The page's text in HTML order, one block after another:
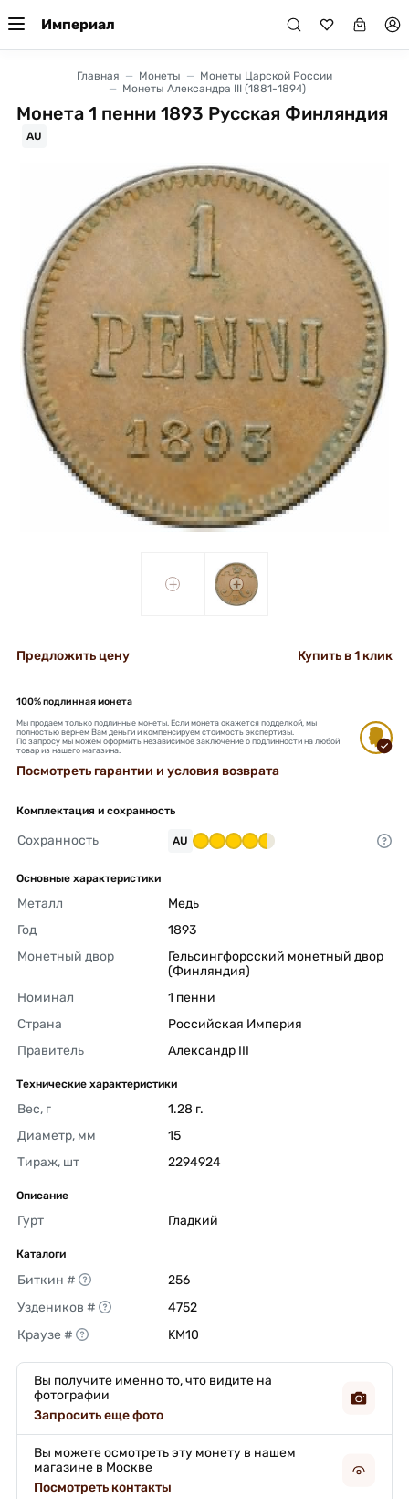
Империал
Главная Монеты
Монеты Царской России
Монеты Александра III (1881-1894)
Монета 1 пенни 1893 Русская Финляндия
AU
+ +
Предложить цену Купить в 1 клик
100% подлинная монета
Мы продаем только подлинные монеты. Если монета окажется подделкой, мы
полностью вернем Вам деньги и компенсируем стоимость экспертизы.
По запросу мы можем оформить независимое заключение о подлинности на любой
товар из нашего магазина.
Посмотреть гарантии и условия возврата
Комплектация и сохранность
Сохранность AU
Основные характеристики
Металл
Медь
Год
1893
Монетный двор
Гельсингфорсский монетный двор
(Финляндия)
Номинал
1 пенни
Страна
Российская Империя
Правитель
Александр III
Технические характеристики
Вес, г
1.28 г.
Диаметр, мм
15
Тираж, шт
2294924
Описание
Гурт Гладкий
Каталоги
Биткин #
256
Уздеников #
4752
Краузе #
KM10
Вы получите именно то, что видите на
фотографии
Запросить еще фото
Вы можете осмотреть эту монету в нашем
магазине в Москве
Посмотреть контакты